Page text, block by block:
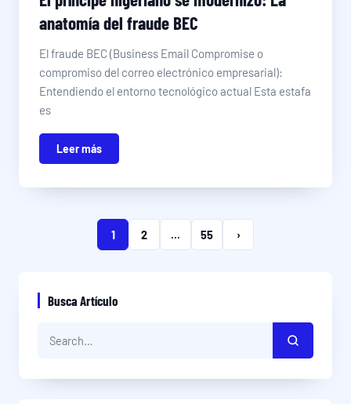
anatomía del fraude BEC
El fraude BEC (Business Email Compromise o
compromiso del correo electrónico empresarial):
Entendiendo el entorno tecnológico actual Esta estafa
es
Leer más
1 2 ... 55 ›
Busca Artículo